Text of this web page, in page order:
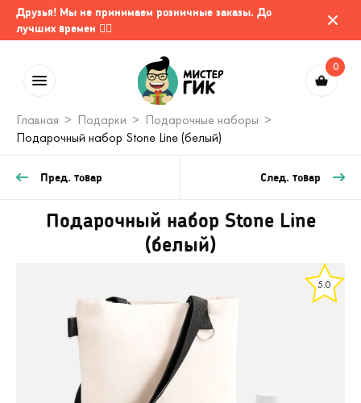
Друзья! Мы не принимаем розничные заказы. До
лучших времен 🤷‍♂️
0
Главная Подарки
Подарочные наборы
Подарочный набор Stone Line (белый)
Пред. товар След. товар
Подарочный набор Stone Line
(белый)
5.0